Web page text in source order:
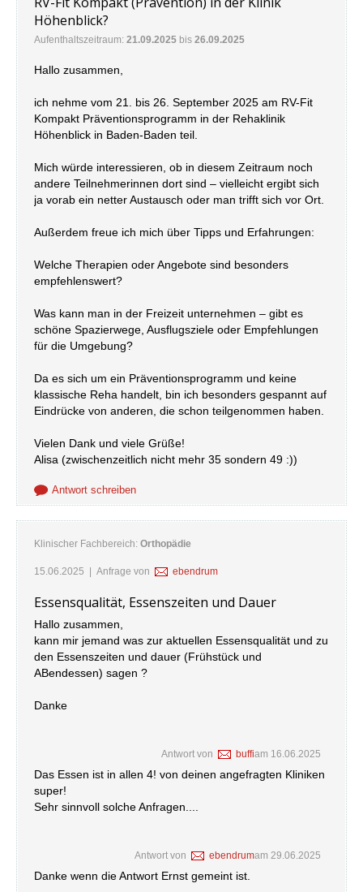
Höhenblick?
Aufenthaltszeitraum: 21.09.2025 bis 26.09.2025
Hallo zusammen,
ich nehme vom 21. bis 26. September 2025 am RV-Fit
Kompakt Präventionsprogramm in der Rehaklinik
Höhenblick in Baden-Baden teil.
Mich würde interessieren, ob in diesem Zeitraum noch
andere Teilnehmerinnen dort sind – vielleicht ergibt sich
ja vorab ein netter Austausch oder man trifft sich vor Ort.
Außerdem freue ich mich über Tipps und Erfahrungen:
Welche Therapien oder Angebote sind besonders
empfehlenswert?
Was kann man in der Freizeit unternehmen – gibt es
schöne Spazierwege, Ausflugsziele oder Empfehlungen
für die Umgebung?
Da es sich um ein Präventionsprogramm und keine
klassische Reha handelt, bin ich besonders gespannt auf
Eindrücke von anderen, die schon teilgenommen haben.
Vielen Dank und viele Grüße!
Alisa (zwischenzeitlich nicht mehr 35 sondern 49 :))
Antwort schreiben
Klinischer Fachbereich: Orthopädie
15.06.2025 | Anfrage von ebendrum
Essensqualität, Essenszeiten und Dauer
Hallo zusammen,
kann mir jemand was zur aktuellen Essensqualität und zu
den Essenszeiten und dauer (Frühstück und
ABendessen) sagen ?
Danke
Antwort von buffiam 16.06.2025
Das Essen ist in allen 4! von deinen angefragten Kliniken
super!
Sehr sinnvoll solche Anfragen....
Antwort von ebendrumam 29.06.2025
Danke wenn die Antwort Ernst gemeint ist.